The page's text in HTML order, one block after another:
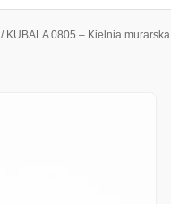
/ KUBALA 0805 – Kielnia murarska